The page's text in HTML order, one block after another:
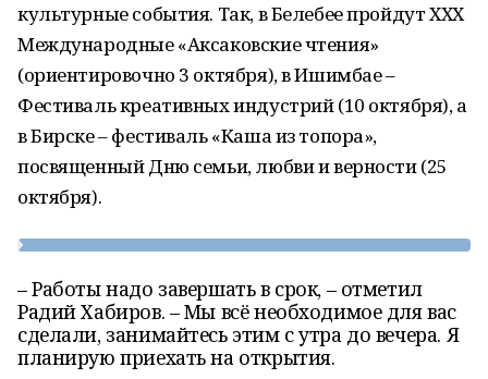
культурные события. Так, в Белебее пройдут ХХХ
Международные «Аксаковские чтения»
(ориентировочно 3 октября), в Ишимбае –
Фестиваль креативных индустрий (10 октября), а
в Бирске – фестиваль «Каша из топора»,
посвященный Дню семьи, любви и верности (25
октября).
– Работы надо завершать в срок, – отметил
Радий Хабиров. – Мы всё необходимое для вас
сделали, занимайтесь этим с утра до вечера. Я
планирую приехать на открытия.